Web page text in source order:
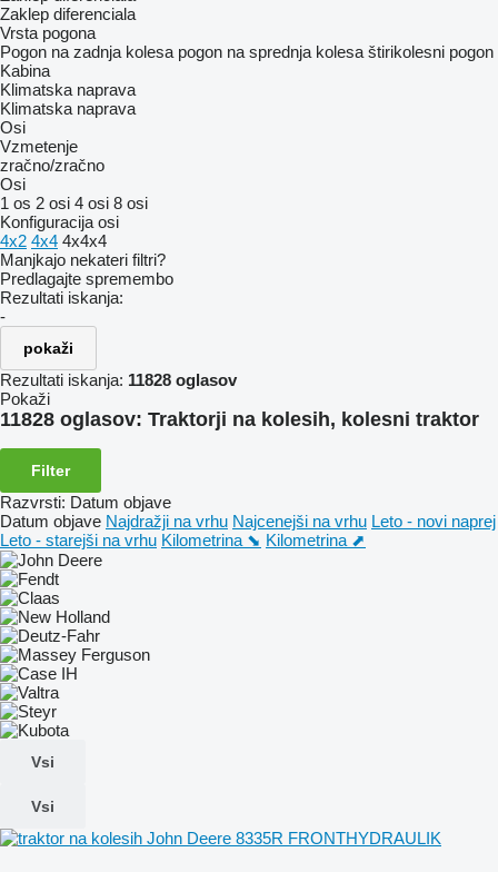
Zaklep diferenciala
Vrsta pogona
Pogon na zadnja kolesa pogon na sprednja kolesa štirikolesni pogon
Kabina
Klimatska naprava
Klimatska naprava
Osi
Vzmetenje
zračno/zračno
Osi
1 os 2 osi 4 osi 8 osi
Konfiguracija osi
4x2 4x4 4x4x4
Manjkajo nekateri filtri?
Predlagajte spremembo
Rezultati iskanja:
-
pokaži
Rezultati iskanja: 11828 oglasov
Pokaži
11828 oglasov: Traktorji na kolesih, kolesni traktor
Filter
Razvrsti: Datum objave
Datum objave Najdražji na vrhu Najcenejši na vrhu Leto - novi naprej
Leto - starejši na vrhu Kilometrina ⬊ Kilometrina ⬈
Vsi
Vsi